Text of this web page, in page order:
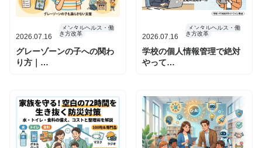
2026.07.16
メンタルヘルス・働
き方改革
グレーゾーンの子への関わ
り方｜…
2026.07.16
メンタルヘルス・働
き方改革
学校の個人情報管理で絶対
やって…